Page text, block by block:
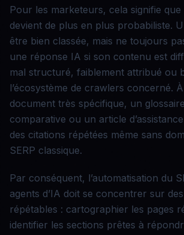
Pour les marketeurs, cela signifie que
devient de plus en plus probabiliste.
être bien classée, mais ne toujours
une réponse IA si son contenu est
mal structuré, faiblement attribué ou
l’écosystème de crawlers concerné.
document très spécifique, un
comparative ou un article
des citations répétées même sans
SERP classique.
Par conséquent, l’automatisation du
agents d’IA doit se concentrer sur
répétables : cartographier les pages
identifier les sections prêtes à